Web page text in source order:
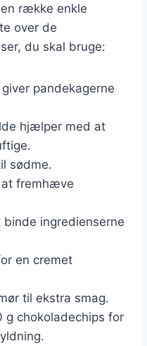
række enkle
over de
du skal bruge:
pandekagerne
hjælper med at
sødme.
at fremhæve
ingredienserne
en cremet
til ekstra smag.
g chokoladechips for